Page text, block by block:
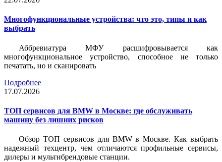
Многофункциональные устройства: что это, типы и как
выбрать
Аббревиатура МФУ расшифровывается как
многофункциональное устройство, способное не только
печатать, но и сканировать
Подробнее
17.07.2026
ТОП сервисов для BMW в Москве: где обслуживать
машину без лишних рисков
Обзор ТОП сервисов для BMW в Москве. Как выбрать
надежный техцентр, чем отличаются профильные сервисы,
дилеры и мультибрендовые станции.